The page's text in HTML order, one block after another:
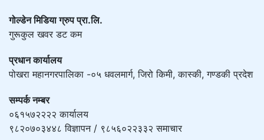
गोल्डेन मिडिया ग्रुप प्रा.लि.
गुरूकुल खवर डट कम
प्रधान कार्यालय
पोखरा महानगरपालिका -०५ धवलमार्ग, जिरो किमी, कास्की, गण्डकी प्रदेश
सम्पर्क नम्बर
०६१५७२२२२ कार्यालय
९८२०७०३४४८ विज्ञापन / ९८५६०२२३३२ समाचार